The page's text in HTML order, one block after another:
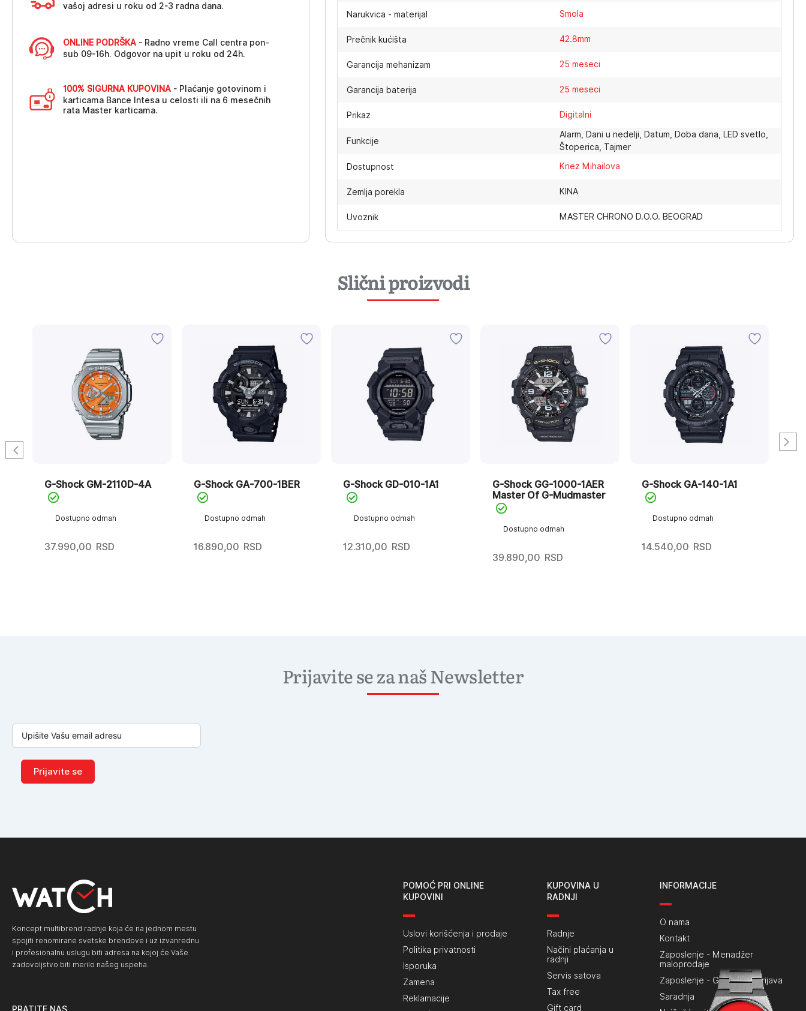
vašoj adresi u roku od 2-3 radna dana.
ONLINE PODRŠKA - Radno vreme Call centra pon-
sub 09-16h. Odgovor na upit u roku od 24h.
100% SIGURNA KUPOVINA - Plaćanje gotovinom i
karticama Bance Intesa u celosti ili na 6 mesečnih
rata Master karticama.
Narukvica - materijal Smola
Prečnik kućišta 42.8mm
Garancija mehanizam 25 meseci
Garancija baterija 25 meseci
Prikaz Digitalni
Funkcije
Alarm, Dani u nedelji, Datum, Doba dana, LED svetlo,
Štoperica, Tajmer
Dostupnost Knez Mihailova
Zemlja porekla KINA
Uvoznik MASTER CHRONO D.O.O. BEOGRAD
Slični proizvodi
Dostupno odmah
G-Shock GM-2110D-4A
37.990,00 RSD
Dostupno odmah
G-Shock GA-700-1BER
16.890,00 RSD
Dostupno odmah
G-Shock GD-010-1A1
12.310,00 RSD
Dostupno odmah
G-Shock GG-1000-1AER
Master Of G-Mudmaster
39.890,00 RSD
Dostupno odmah
G-Shock GA-140-1A1
14.540,00 RSD
Prijavite se za naš Newsletter
Prijavite se
Koncept multibrend radnje koja će na jednom mestu
spojiti renomirane svetske brendove i uz izvanrednu
i profesionalnu uslugu biti adresa na kojoj će Vaše
zadovoljstvo biti merilo našeg uspeha.
POMOĆ PRI ONLINE
KUPOVINI
Uslovi korišćenja i prodaje
Politika privatnosti
Isporuka
Zamena
Reklamacije
KUPOVINA U
RADNJI
Radnje
Načini plaćanja u
radnji
Servis satova
Tax free
Gift card
INFORMACIJE
O nama
Kontakt
Zaposlenje - Menadžer
maloprodaje
Zaposlenje - Generalna prijava
Saradnja